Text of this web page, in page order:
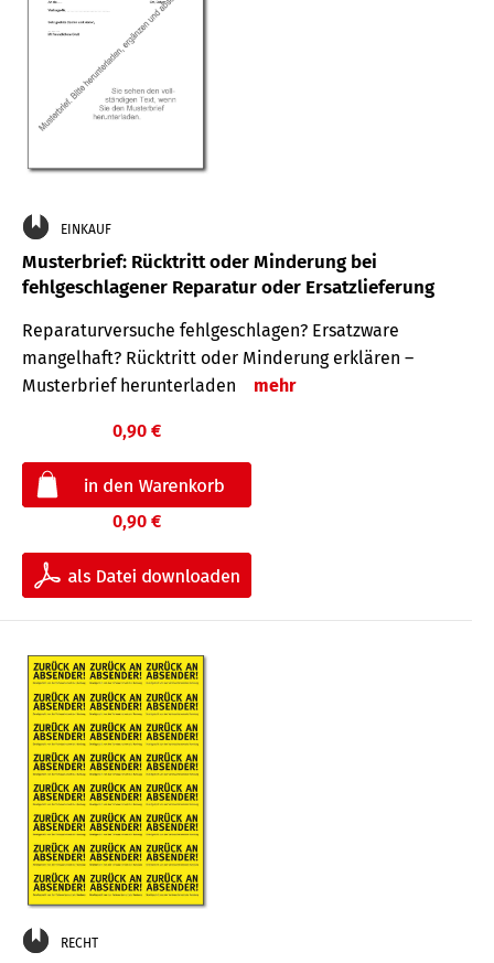
EINKAUF
Musterbrief: Rücktritt oder Minderung bei
fehlgeschlagener Reparatur oder Ersatzlieferung
Reparaturversuche fehlgeschlagen? Ersatzware
mangelhaft? Rücktritt oder Minderung erklären –
Musterbrief herunterladen
mehr
0,90 €
0,90 €
RECHT